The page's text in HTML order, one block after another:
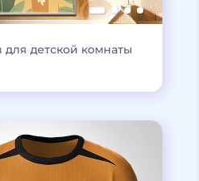
детской комнаты